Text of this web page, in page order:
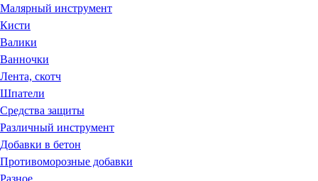
Малярный инструмент
Кисти
Валики
Ванночки
Лента, скотч
Шпатели
Средства защиты
Различный инструмент
Добавки в бетон
Противоморозные добавки